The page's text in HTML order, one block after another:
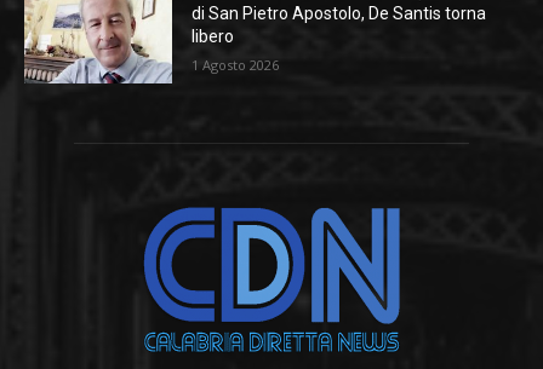
di San Pietro Apostolo, De Santis torna
libero
1 Agosto 2026